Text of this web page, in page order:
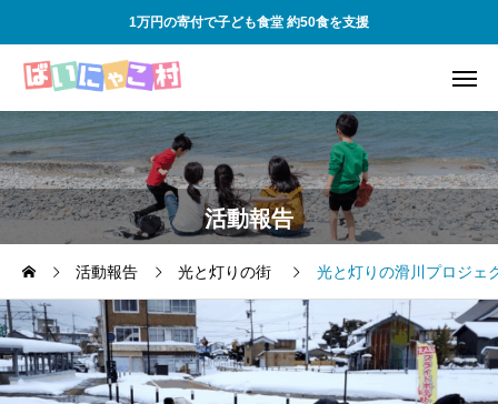
1万円の寄付で子ども食堂 約50食を支援
活動報告
活動報告 光と灯りの街 光と灯りの滑川プロジェ